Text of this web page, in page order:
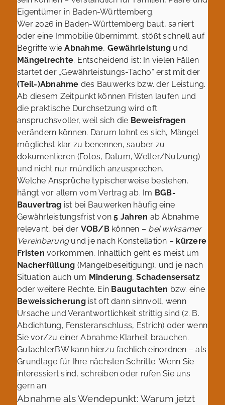
Eigentümer in Baden-Württemberg.
Wer 2026 in Baden-Württemberg baut, saniert
oder eine Immobilie übernimmt, stößt schnell auf
Begriffe wieAbnahme, Gewährleistung und
Mängelrechte. Entscheidend ist: In vielen Fällen
startet der „Gewährleistungs-Tacho“ erst mit der
(Teil-)Abnahme des Bauwerks bzw. der Leistung.
Ab diesem Zeitpunkt können Fristen laufen und
die praktische Durchsetzung wird oft
anspruchsvoller, weil sich die Beweisfragen
verändern können. Darum lohnt es sich, Mängel
möglichst klar zu benennen, sauber zu
dokumentieren (Fotos, Datum, Wetter/Nutzung)
und nicht nur mündlich anzusprechen.
Welche Ansprüche typischerweise bestehen,
hängt vor allem vom Vertrag ab. Im BGB-
Bauvertrag ist bei Bauwerken häufig eine
Gewährleistungsfrist von5 Jahren ab Abnahme
relevant; bei der VOB/Bkönnen – bei wirksamer
Vereinbarungund je nach Konstellation – kürzere
Fristen vorkommen. Inhaltlich geht es meist um
Nacherfüllung (Mangelbeseitigung), und je nach
Situation auch um Minderung,Schadensersatz
oder weitere Rechte. Ein Baugutachten bzw. eine
Beweissicherungist oft dann sinnvoll, wenn
Ursache und Verantwortlichkeit strittig sind (z. B.
Abdichtung, Fensteranschluss, Estrich) oder wenn
Sie vor/zu einer Abnahme Klarheit brauchen.
GutachterBW kann hierzu fachlich einordnen – als
Grundlage für Ihre nächsten Schritte. Wenn Sie
interessiert sind, schreiben oder rufen Sie uns
gern an.
Abnahme als Wendepunkt: Warum jetzt